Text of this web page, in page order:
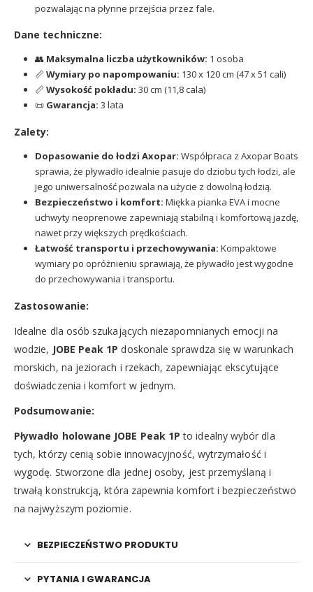
pozwalając na płynne przejścia przez fale.
Dane techniczne:
👥 Maksymalna liczba użytkowników: 1 osoba
📏Wymiary po napompowaniu: 130 x 120 cm (47 x 51 cali)
📏Wysokość pokładu: 30 cm (11,8 cala)
📜 Gwarancja: 3 lata
Zalety:
Dopasowanie do łodzi Axopar: Współpraca z Axopar Boats
sprawia, że pływadło idealnie pasuje do dziobu tych łodzi, ale
jego uniwersalność pozwala na użycie z dowolną łodzią.
Bezpieczeństwo i komfort: Miękka pianka EVA i mocne
uchwyty neoprenowe zapewniają stabilną i komfortową jazdę,
nawet przy większych prędkościach.
Łatwość transportu i przechowywania: Kompaktowe
wymiary po opróżnieniu sprawiają, że pływadło jest wygodne
do przechowywania i transportu.
Zastosowanie:
Idealne dla osób szukających niezapomnianych emocji na
wodzie, JOBE Peak 1P doskonale sprawdza się w warunkach
morskich, na jeziorach i rzekach, zapewniając ekscytujące
doświadczenia i komfort w jednym.
Podsumowanie:
Pływadło holowane JOBE Peak 1P to idealny wybór dla
tych, którzy cenią sobie innowacyjność, wytrzymałość i
wygodę. Stworzone dla jednej osoby, jest przemyślaną i
trwałą konstrukcją, która zapewnia komfort i bezpieczeństwo
na najwyższym poziomie.
BEZPIECZEŃSTWO PRODUKTU
PYTANIA I GWARANCJA